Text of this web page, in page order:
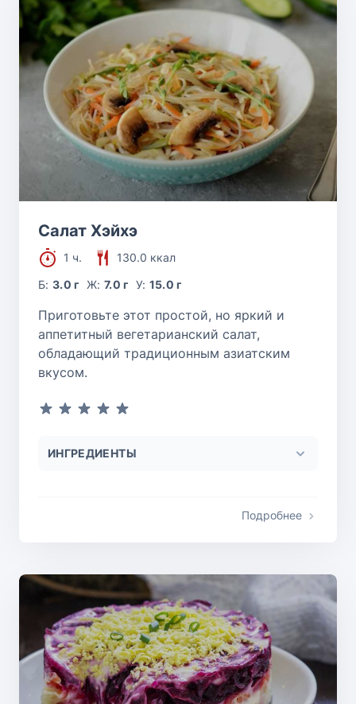
Салат Хэйхэ
1 ч.
130.0 ккал
Б:3.0 г Ж: 7.0 г У: 15.0 г
Приготовьте этот простой, но яркий и
аппетитный вегетарианский салат,
обладающий традиционным азиатским
вкусом.
ИНГРЕДИЕНТЫ
Подробнее